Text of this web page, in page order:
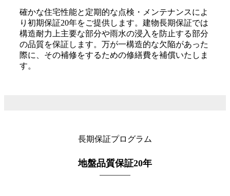
確かな住宅性能と定期的な点検・メンテナンスによ
り初期保証20年をご提供します。建物長期保証では
構造耐力上主要な部分や雨水の浸入を防止する部分
の品質を保証します。万が一構造的な欠陥があった
際に、その補修をするための修繕費を補償いたしま
す。
長期保証プログラム
地盤品質保証20年